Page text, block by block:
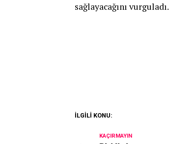
sağlayacağını vurguladı.
İLGİLİ KONU:
KAÇIRMAYIN